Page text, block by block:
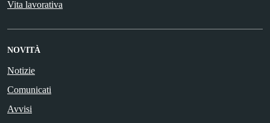
Vita lavorativa
NOVITÀ
Notizie
Comunicati
Avvisi